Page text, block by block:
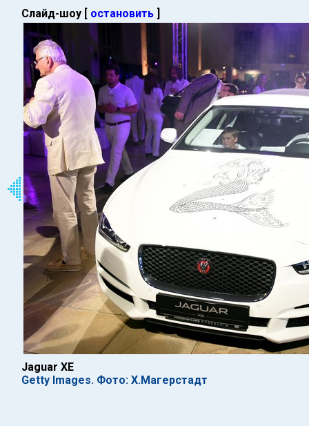
Слайд-шоу [ остановить ]
Jaguar XE
Getty Images. Фото: Х.Магерстадт